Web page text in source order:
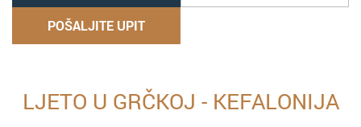
POŠALJITE UPIT
LJETO U GRČKOJ - KEFALONIJA